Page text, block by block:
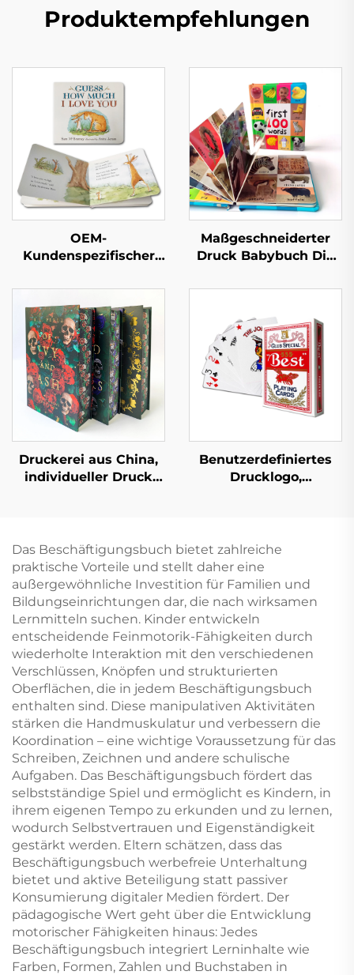
Produktempfehlungen
OEM-
Kundenspezifischer
Gute und
pädagogische Kinder-
Geschichtenbücher
Englische interaktive
Kinder-
Pappbilderbücher-
Druck
Maßgeschneiderter
Druck Babybuch Die
Wörter Lern-
Hartdeckel
Druckerei aus China,
individueller Druck
umweltfreundlicher
Druck mit
Schutzumschlag
Benutzerdefiniertes
Drucklogo,
Pokerset, Spielkarte
mit Schachtel
Das Beschäftigungsbuch bietet zahlreiche
praktische Vorteile und stellt daher eine
außergewöhnliche Investition für Familien und
Bildungseinrichtungen dar, die nach wirksamen
Lernmitteln suchen. Kinder entwickeln
entscheidende Feinmotorik-Fähigkeiten durch
wiederholte Interaktion mit den verschiedenen
Verschlüssen, Knöpfen und strukturierten
Oberflächen, die in jedem Beschäftigungsbuch
enthalten sind. Diese manipulativen Aktivitäten
stärken die Handmuskulatur und verbessern die
Koordination – eine wichtige Voraussetzung für das
Schreiben, Zeichnen und andere schulische
Aufgaben. Das Beschäftigungsbuch fördert das
selbstständige Spiel und ermöglicht es Kindern, in
ihrem eigenen Tempo zu erkunden und zu lernen,
wodurch Selbstvertrauen und Eigenständigkeit
gestärkt werden. Eltern schätzen, dass das
Beschäftigungsbuch werbefreie Unterhaltung
bietet und aktive Beteiligung statt passiver
Konsumierung digitaler Medien fördert. Der
pädagogische Wert geht über die Entwicklung
motorischer Fähigkeiten hinaus: Jedes
Beschäftigungsbuch integriert Lerninhalte wie
Farben, Formen, Zahlen und Buchstaben in